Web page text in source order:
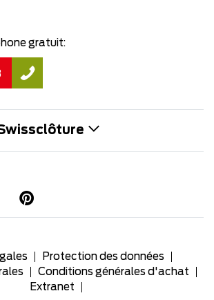
gratuit:
Protection des données
Conditions générales d'achat
Extranet